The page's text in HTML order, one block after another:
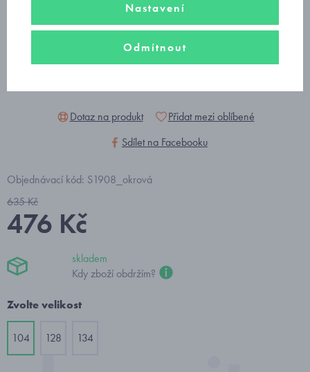
Dotaz na produkt
Přidat mezi oblíbené
Sdílet na Facebooku
Objednávací kód: S1908_okrová
635 Kč
476 Kč
skladem
Kdy zboží obdržím?
Zvolte velikost
104 128 134
Nastavení
Odmítnout